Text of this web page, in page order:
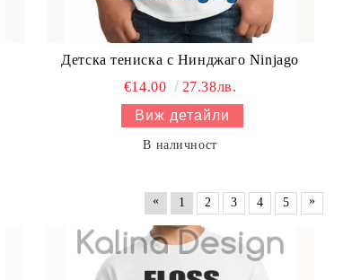
Детска тениска с Нинджаго Ninjago
€14.00
27.38лв.
Виж детайли
В наличност
« 1 2 3 4 5 »